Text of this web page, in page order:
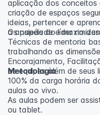
aplicação dos conceitos
criação de espaços
ideias, pertencer e
a ansiedade e
Os papéis do líder no
Técnicas de mentoria
trabalhando as
Encorajamento,
as equipes além de seus
Metodologia
100% da carga horária
aulas ao vivo.
As aulas podem ser
ou tablet.